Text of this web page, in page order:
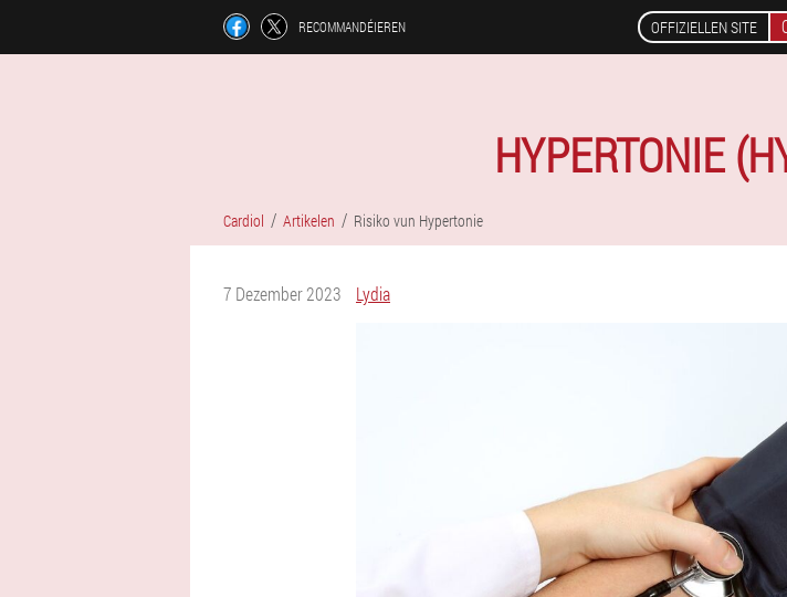
RECOMMANDÉIEREN OFFIZIELLEN SITE
HYPERTONIE
Cardiol Artikelen Risiko vun Hypertonie
7 Dezember 2023 Lydia